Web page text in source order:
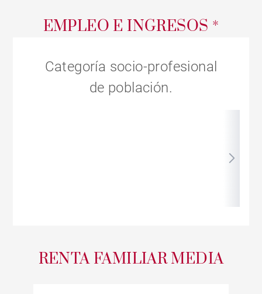
EMPLEO E INGRESOS *
Categoría socio-profesional
de población.
RENTA FAMILIAR MEDIA